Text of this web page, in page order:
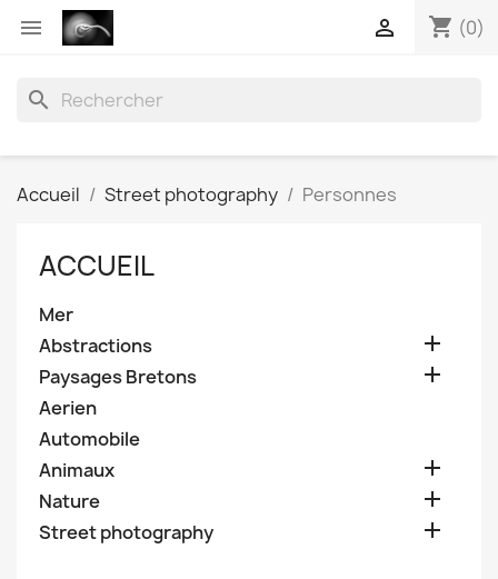
 shopping_cart (0)

search
Accueil Street photography Personnes
ACCUEIL
Mer
Abstractions

Paysages Bretons 
Aerien
Automobile
Animaux

Nature 
Street photography 